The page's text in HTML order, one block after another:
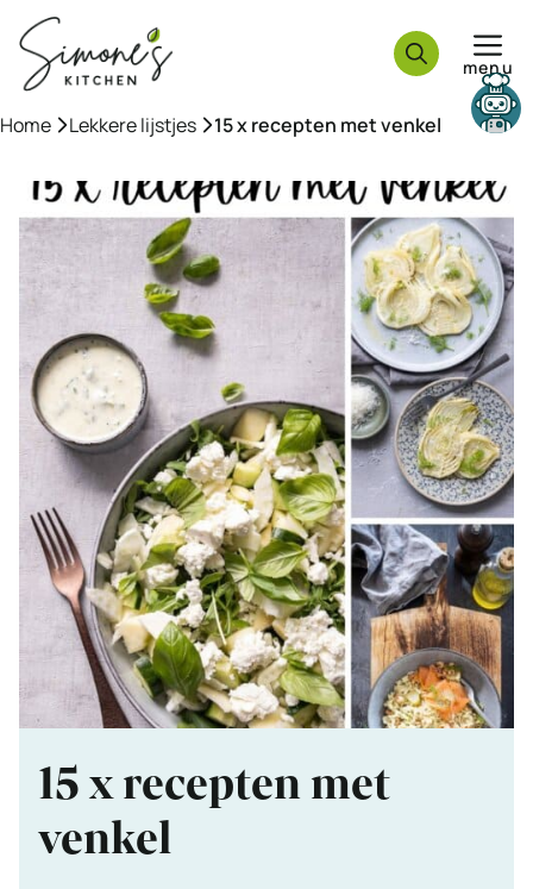
naar
inhoud
menu
Home »Lekkere lijstjes »15 x recepten met venkel
15 x recepten met
venkel
Need help?